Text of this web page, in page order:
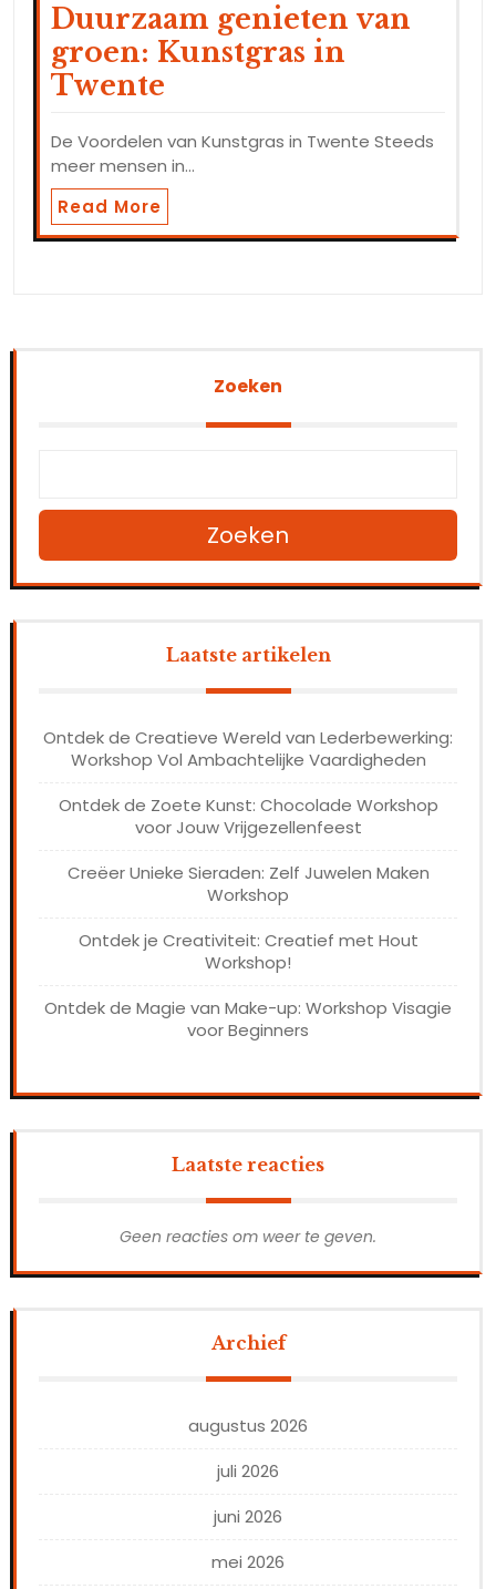
Duurzaam genieten van
groen: Kunstgras in
Twente
De Voordelen van Kunstgras in Twente Steeds
meer mensen in…
Read More
Zoeken
Zoeken
Laatste artikelen
Ontdek de Creatieve Wereld van Lederbewerking:
Workshop Vol Ambachtelijke Vaardigheden
Ontdek de Zoete Kunst: Chocolade Workshop
voor Jouw Vrijgezellenfeest
Creëer Unieke Sieraden: Zelf Juwelen Maken
Workshop
Ontdek je Creativiteit: Creatief met Hout
Workshop!
Ontdek de Magie van Make-up: Workshop Visagie
voor Beginners
Laatste reacties
Geen reacties om weer te geven.
Archief
augustus 2026
juli 2026
juni 2026
mei 2026